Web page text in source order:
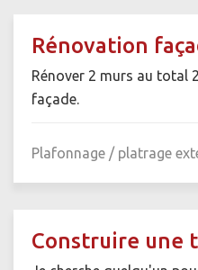
Rénovation
Rénover 2 murs au total
façade.
Plafonnage / platrage
Construire une